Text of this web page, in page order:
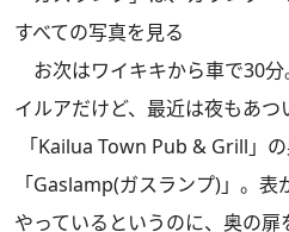
すべての写真を見る
お次はワイキキから車で30
イルアだけど、最近は夜もあつ
「Kailua Town Pub & Grill」
「Gaslamp(ガスランプ)」。
やっているというのに、奥の